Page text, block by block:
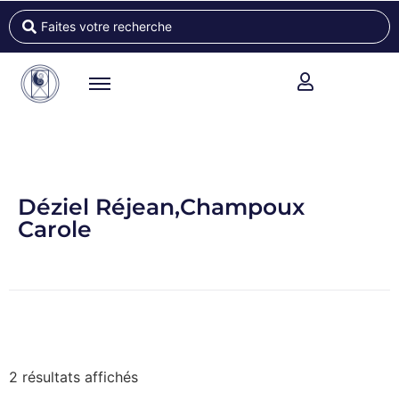
Déziel Réjean,Champoux
Carole
2 résultats affichés